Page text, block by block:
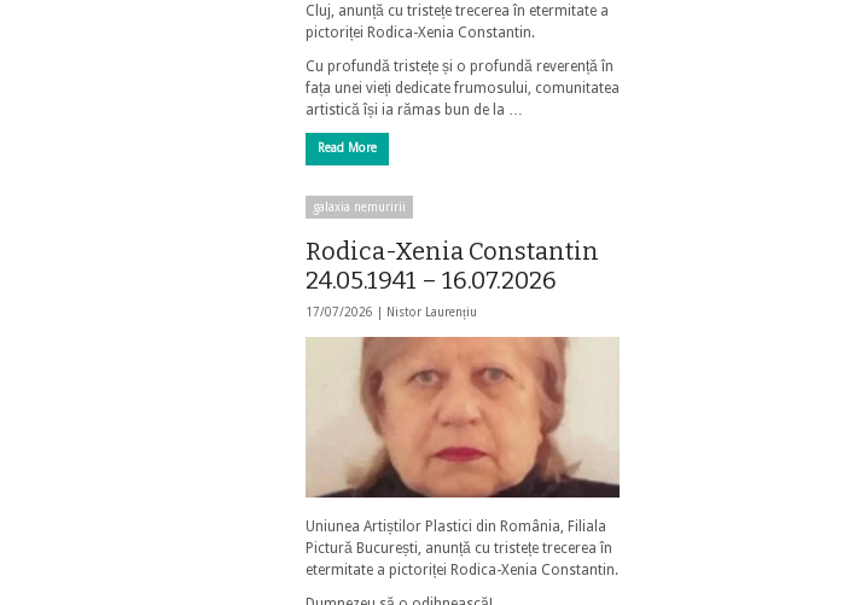
Cluj, anunță cu tristețe trecerea în etermitate a
pictoriței Rodica-Xenia Constantin.
Cu profundă tristețe și o profundă reverență în
fața unei vieți dedicate frumosului, comunitatea
artistică își ia rămas bun de la …
Read More
galaxia nemuririi
Rodica-Xenia Constantin
24.05.1941 – 16.07.2026
17/07/2026 | Nistor Laurențiu
Uniunea Artiștilor Plastici din România, Filiala
Pictură București, anunță cu tristețe trecerea în
etermitate a pictoriței Rodica-Xenia Constantin.